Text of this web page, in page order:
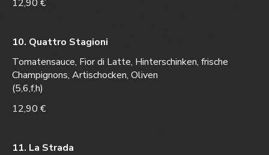
12,90 €
10. Quattro Stagioni
Tomatensauce, Fior di Latte, Hinterschinken, frische
Champignons, Artischocken, Oliven
(5,6,f,h)
12,90 €
11. La Strada